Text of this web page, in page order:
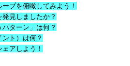
プを俯瞰してみよう！
発見しましたか？
パターン」は何？
ント）は何？
アしよう！